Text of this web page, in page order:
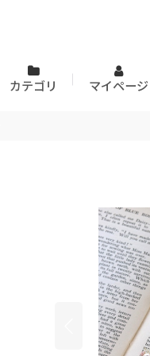
カテゴリ マイページ